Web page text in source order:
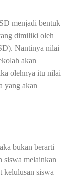
menjadi bentuk
dimiliki oleh
Nantinya nilai
akan
olehnya itu nilai
yang akan
bukan berarti
siswa melainkan
kelulusan siswa